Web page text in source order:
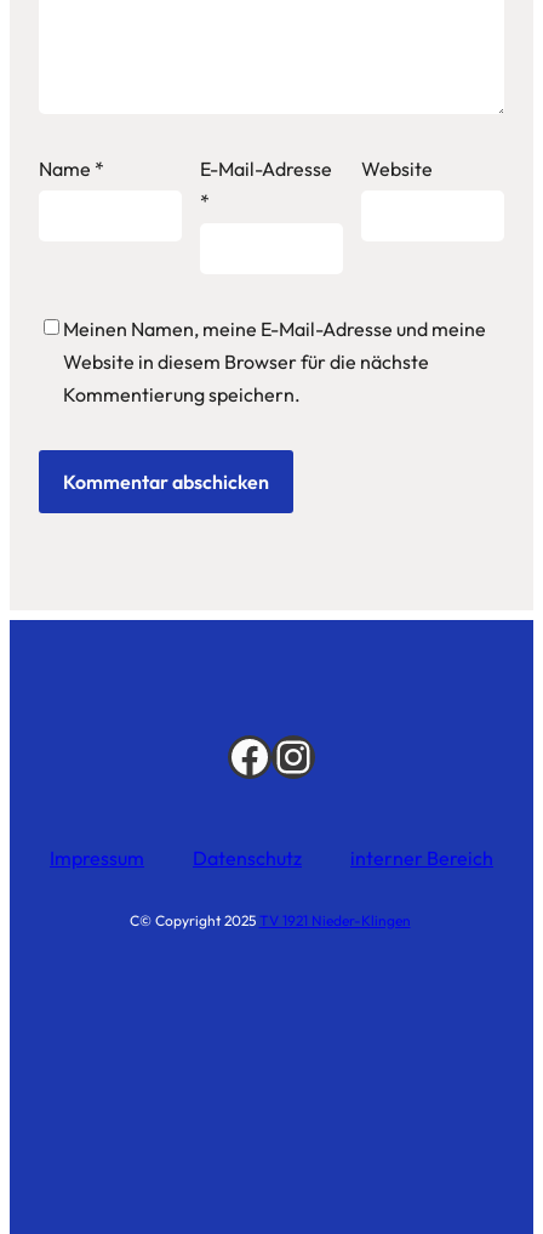
Name *
E-Mail-Adresse
*
Website
Meinen Namen, meine E-Mail-Adresse und meine
Website in diesem Browser für die nächste
Kommentierung speichern.
Impressum Datenschutz interner Bereich
C© Copyright 2025 TV 1921 Nieder-Klingen